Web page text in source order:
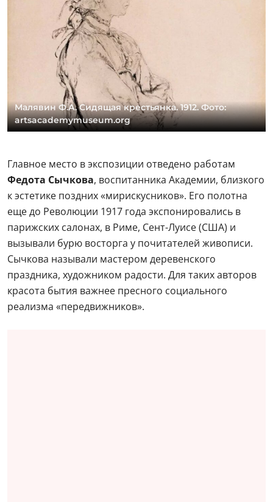
Малявин Ф.А. Сидящая крестьянка. 1912. Фото:
artsacademymuseum.org
Главное место в экспозиции отведено работам
Федота Сычкова, воспитанника Академии, близкого
к эстетике поздних «мирискусников». Его полотна
еще до Революции 1917 года экспонировались в
парижских салонах, в Риме, Сент-Луисе (США) и
вызывали бурю восторга у почитателей живописи.
Сычкова называли мастером деревенского
праздника, художником радости. Для таких авторов
красота бытия важнее пресного социального
реализма «передвижников».